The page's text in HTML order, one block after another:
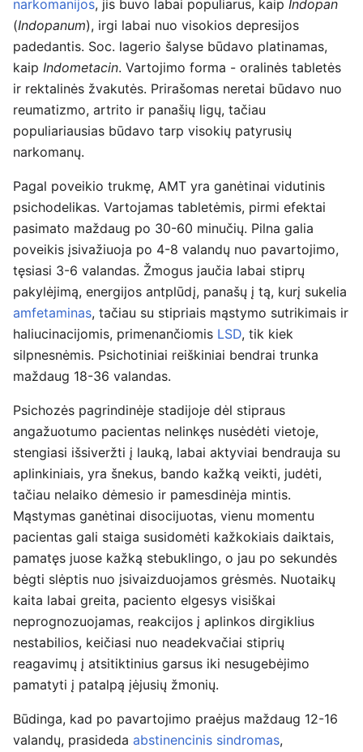
narkomanijos, jis buvo labai populiarus, kaip Indopan
(Indopanum), irgi labai nuo visokios depresijos
padedantis. Soc. lagerio šalyse būdavo platinamas,
kaip Indometacin. Vartojimo forma - oralinės tabletės
ir rektalinės žvakutės. Prirašomas neretai būdavo nuo
reumatizmo, artrito ir panašių ligų, tačiau
populiariausias būdavo tarp visokių patyrusių
narkomanų.
Pagal poveikio trukmę, AMT yra ganėtinai vidutinis
psichodelikas. Vartojamas tabletėmis, pirmi efektai
pasimato maždaug po 30-60 minučių. Pilna galia
poveikis įsivažiuoja po 4-8 valandų nuo pavartojimo,
tęsiasi 3-6 valandas. Žmogus jaučia labai stiprų
pakylėjimą, energijos antplūdį, panašų į tą, kurį sukelia
amfetaminas, tačiau su stipriais mąstymo sutrikimais ir
haliucinacijomis, primenančiomis LSD, tik kiek
silpnesnėmis. Psichotiniai reiškiniai bendrai trunka
maždaug 18-36 valandas.
Psichozės pagrindinėje stadijoje dėl stipraus
angažuotumo pacientas nelinkęs nusėdėti vietoje,
stengiasi išsiveržti į lauką, labai aktyviai bendrauja su
aplinkiniais, yra šnekus, bando kažką veikti, judėti,
tačiau nelaiko dėmesio ir pamesdinėja mintis.
Mąstymas ganėtinai disocijuotas, vienu momentu
pacientas gali staiga susidomėti kažkokiais daiktais,
pamatęs juose kažką stebuklingo, o jau po sekundės
bėgti slėptis nuo įsivaizduojamos grėsmės. Nuotaikų
kaita labai greita, paciento elgesys visiškai
neprognozuojamas, reakcijos į aplinkos dirgiklius
nestabilios, keičiasi nuo neadekvačiai stiprių
reagavimų į atsitiktinius garsus iki nesugebėjimo
pamatyti į patalpą įėjusių žmonių.
Būdinga, kad po pavartojimo praėjus maždaug 12-16
valandų, prasideda abstinencinis sindromas,